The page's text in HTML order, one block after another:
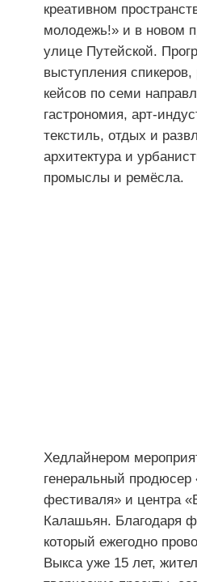
креативном
молодежь!» и в новом
улице Путейской.
выступления
кейсов по семи
гастрономия, арт-
текстиль, отдых и
архитектура и
промыслы и ремёсла.
Хедлайнером
генеральный продюсер
фестиваля» и центра
Калашьян. Благодаря
который ежегодно
Выкса уже 15 лет,